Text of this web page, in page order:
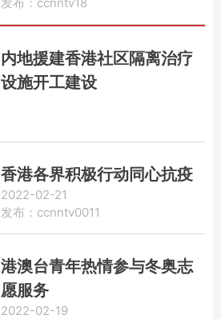
内地援建香港社区隔离治疗
设施开工建设
香港各界积极行动同心抗疫
2022-02-21
发布：ccnntv0011
港澳台青年热情参与冬奥志
愿服务
2022-02-19